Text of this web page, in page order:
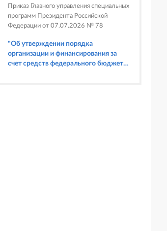
предусмотренных статьями 6.3, 8.1,
9.4, 9.5 и 9.5.1, частью 3 статьи 9.16,
статьей 14.44, частью 1 статьи 19.4,
статьей 19.4.1, частями 6 и 15 статьи
19.5, статьями 19.6 и 19.7, частью 1
статьи 19.26, статьей 19.33, частями 1,
2, 2.1, 6 и 6.1 статьи 20.4 Кодекса
Приказ Главного управления специальных
программ Президента Российской
Федерации от 07.07.2026 № 78
"Об утверждении порядка
организации и финансирования за
счет средств федерального бюджета